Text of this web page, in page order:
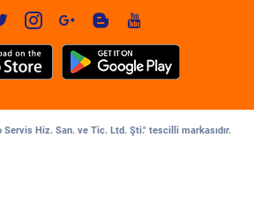
Hiz. San. ve Tic. Ltd. Şti." tescilli markasıdır.